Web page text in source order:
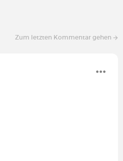
Zum letzten Kommentar gehen